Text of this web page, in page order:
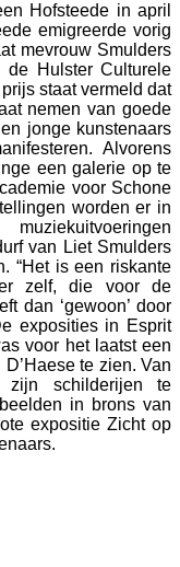
Hofsteede in april
emigreerde vorig
mevrouw Smulders
Hulster Culturele
staat vermeld dat
nemen van goede
jonge kunstenaars
Alvorens
een galerie op te
voor Schone
worden er in
van Liet Smulders
“Het is een riskante
zelf, die voor de
dan ‘gewoon’ door
exposities in Esprit
voor het laatst een
te zien. Van
schilderijen te
in brons van
expositie Zicht op